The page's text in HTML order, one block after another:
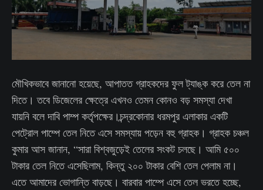
মৌখিকভাবে জানানো হয়েছে, আপাতত গ্রাহকদের ফুল ট্যাঙ্ক করে তেল না
দিতে। তবে ডিজেলের ক্ষেত্রে এখনও তেমন কোনও বড় সমস্যা দেখা
যায়নি বলে দাবি পাম্প কর্তৃপক্ষের।চন্দ্রকোনার ধরমপুর এলাকার একটি
পেট্রোল পাম্পে তেল নিতে এসে সমস্যায় পড়েন বহু গ্রাহক। গ্রাহক চঞ্চল
কুমার আস জানান, “সারা বিশ্বজুড়েই তেলের সংকট চলছে। আমি ৫০০
টাকার তেল নিতে এসেছিলাম, কিন্তু ২০০ টাকার বেশি তেল পেলাম না।
এতে আমাদের ভোগান্তি বাড়ছে। বারবার পাম্পে এসে তেল ভরতে হচ্ছে,